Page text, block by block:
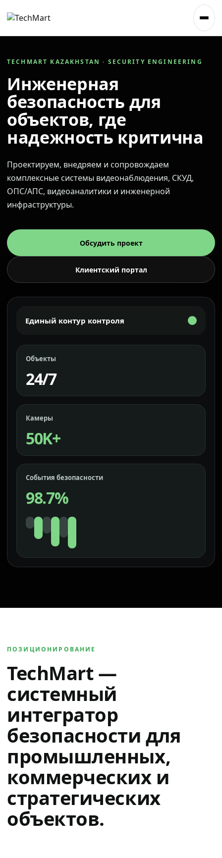
TECHMART KAZAKHSTAN · SECURITY ENGINEERING
Инженерная
безопасность для
объектов, где
надежность критична
Проектируем, внедряем и сопровождаем
комплексные системы видеонаблюдения, СКУД,
ОПС/АПС, видеоаналитики и инженерной
инфраструктуры.
Обсудить проект
Клиентский портал
Единый контур контроля
Объекты
24/7
Камеры
50K+
События безопасности
98.7%
ПОЗИЦИОНИРОВАНИЕ
TechMart —
системный
интегратор
безопасности для
промышленных,
коммерческих и
стратегических
объектов.